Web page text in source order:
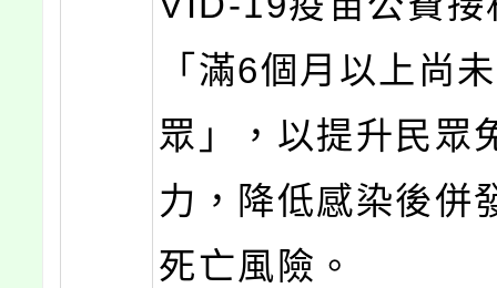
「滿6個月以上尚
眾」，以提升民眾
力，降低感染後併
死亡風險。